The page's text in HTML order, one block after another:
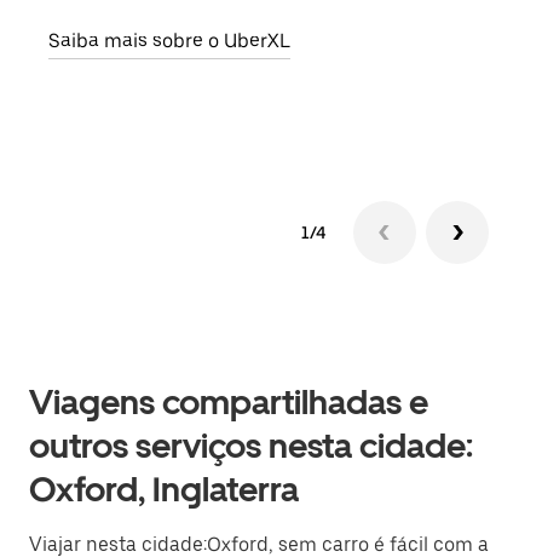
Saiba mais sobre o UberXL
1/4
Viagens compartilhadas e
outros serviços nesta cidade:
Oxford, Inglaterra
Viajar nesta cidade:Oxford, sem carro é fácil com a